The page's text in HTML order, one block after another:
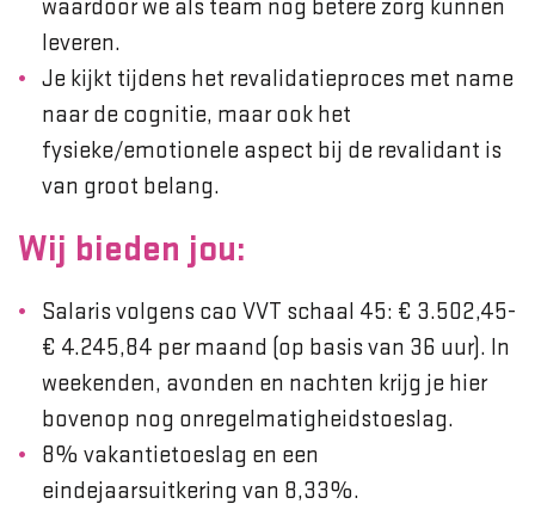
waardoor we als team nog betere zorg kunnen
leveren.
Je kijkt tijdens het revalidatieproces met name
naar de cognitie, maar ook het
fysieke/emotionele aspect bij de revalidant is
van groot belang.
Wij bieden jou:
Salaris volgens cao VVT schaal 45: € 3.502,45-
€ 4.245,84 per maand (op basis van 36 uur). In
weekenden, avonden en nachten krijg je hier
bovenop nog onregelmatigheidstoeslag.
8% vakantietoeslag en een
eindejaarsuitkering van 8,33%.